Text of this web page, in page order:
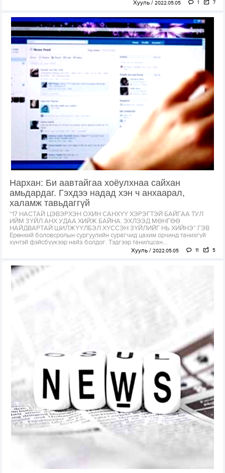
Хууль 2022.05.05 1 7
Нархан: Би аавтайгаа хоёулхнаа сайхан
амьдардаг. Гэхдээ надад хэн ч анхаарал,
халамж тавьдаггүй
“17 НАСТАЙ ЦЭВЭРХЭН ОХИН САНХҮҮ ХЭРЭГТЭЙ БАЙГАА ТУЛ
ИЙМ ЗҮЙЛ АНХ УДАА ХИЙЖ БАЙНА. ЭХЛЭЭД МӨНГӨӨ
НАЙДВАРТАЙ ШИЛЖҮҮЛБЭЛ ХҮССЭН ЗҮЙЛИЙГ НЬ ХИЙНЭ” ГЭВ
Ерөнхий боловсролын сургуулийн сурагчид цахим орчинд танихгүй
хүнтэй фэйсбүүкээр найз болдог. Тэдгээр танилцсан...
Хууль 2022.05.05 11 5